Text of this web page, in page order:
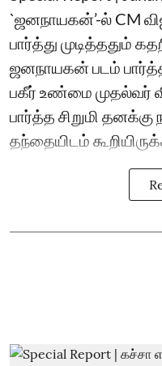
`ஜனநாயகன்’-ல் CM
பார்த்து முடித்ததும்
ஜனநாயகன் படம் பார்த்த
பகீர் உண்மை முதல்வர்
பார்த்த சிறுமி
தந்தையிடம்